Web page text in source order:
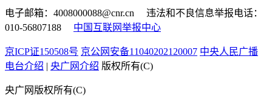
电子邮箱：4008000088@cnr.cn 违法和不良信息举报电话：
010-56807188 中国互联网举报中心
京ICP证150508号 京公网安备11040202120007 中央人民广播
电台介绍 | 央广网介绍 版权所有(C)
央广网版权所有(C)